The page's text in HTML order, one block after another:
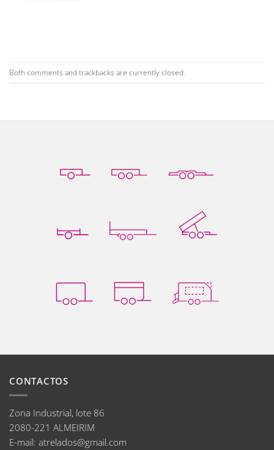
Both comments and trackbacks are currently closed.
CONTACTOS
Zona Industrial, lote 86
2080-221 ALMEIRIM
E-mail: atrelados@gmail.com